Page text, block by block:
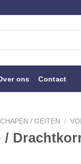
ons Contact
/ GEITEN /
/